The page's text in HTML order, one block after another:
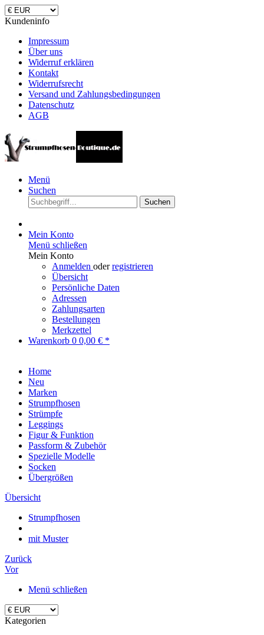
Kundeninfo
Impressum
Über uns
Widerruf erklären
Kontakt
Widerrufsrecht
Versand und Zahlungsbedingungen
Datenschutz
AGB
Menü
Suchen
Suchen
Mein Konto
Menü schließen
Mein Konto
Anmelden oderregistrieren
Übersicht
Persönliche Daten
Adressen
Zahlungsarten
Bestellungen
Merkzettel
Warenkorb 0 0,00 € *
Home
Neu
Marken
Strumpfhosen
Strümpfe
Leggings
Figur & Funktion
Passform & Zubehör
Spezielle Modelle
Socken
Übergrößen
Übersicht
Strumpfhosen
mit Muster
Zurück
Vor
Menü schließen
Kategorien